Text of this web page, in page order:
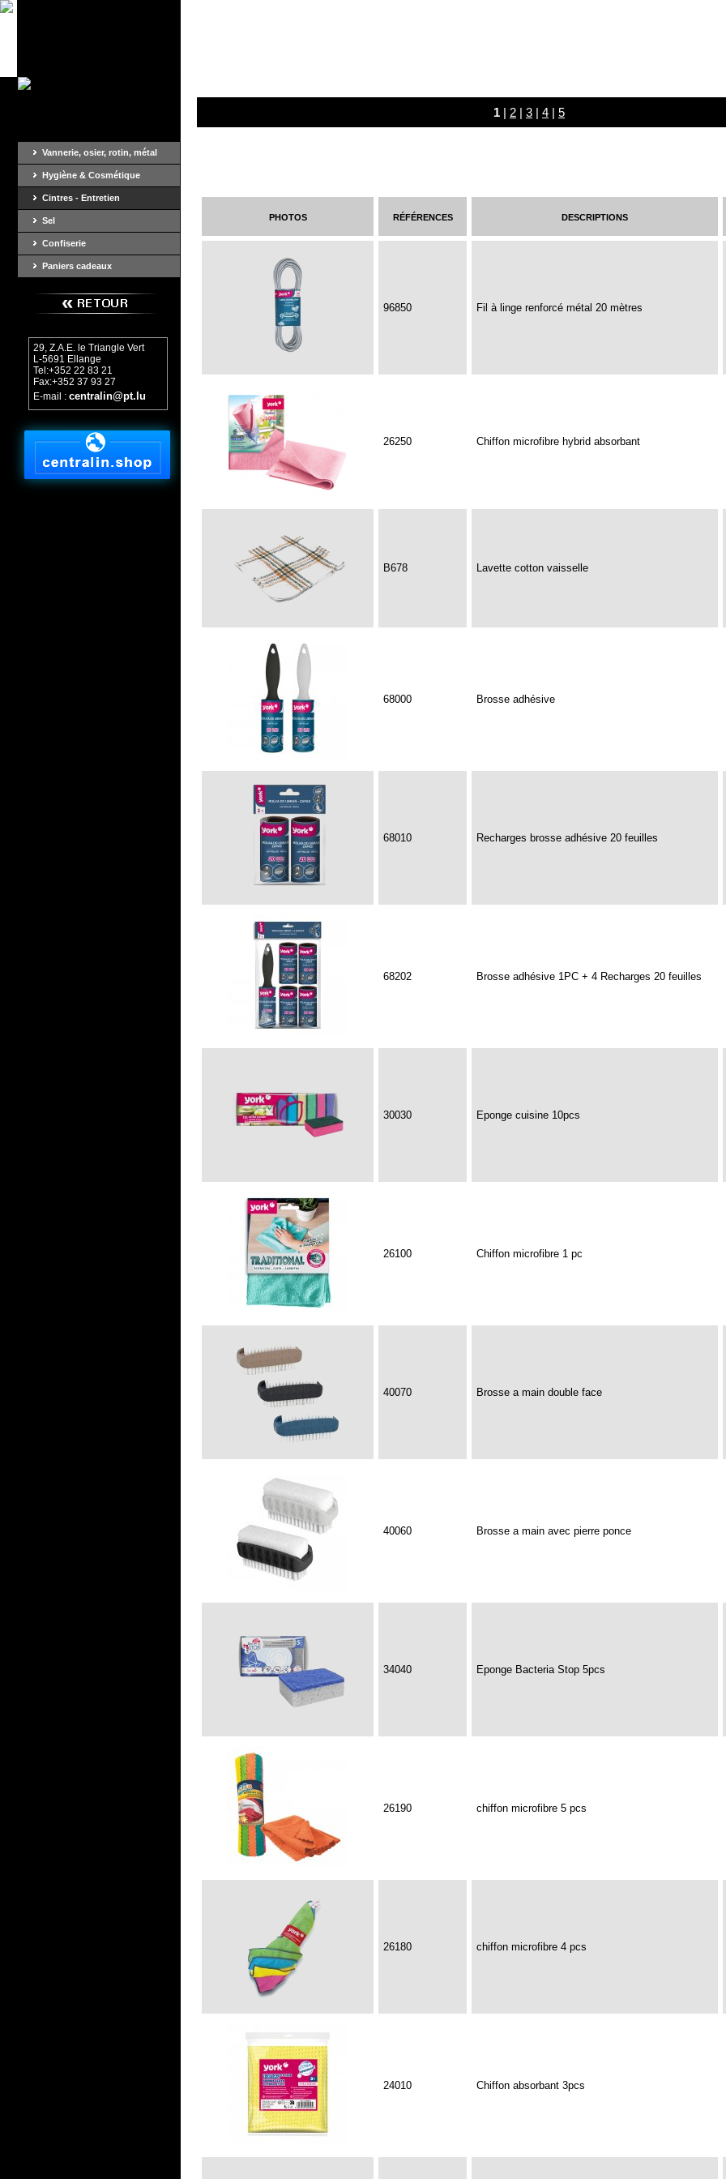
Vannerie, osier, rotin, métal
Hygiène & Cosmétique
Cintres - Entretien
Sel
Confiserie
Paniers cadeaux
29, Z.A.E. le Triangle Vert
L-5691 Ellange
Tel:+352 22 83 21
Fax:+352 37 93 27
E-mail : centralin@pt.lu
1 | 2 | 3 | 4 | 5
photos références descriptions
96850 Fil à linge renforcé métal 20 mètres
26250 Chiffon microfibre hybrid absorbant
B678 Lavette cotton vaisselle
68000 Brosse adhésive
68010 Recharges brosse adhésive 20 feuilles
68202 Brosse adhésive 1PC + 4 Recharges 20 feuilles
30030 Eponge cuisine 10pcs
26100 Chiffon microfibre 1 pc
40070 Brosse a main double face
40060 Brosse a main avec pierre ponce
34040 Eponge Bacteria Stop 5pcs
26190 chiffon microfibre 5 pcs
26180 chiffon microfibre 4 pcs
24010 Chiffon absorbant 3pcs